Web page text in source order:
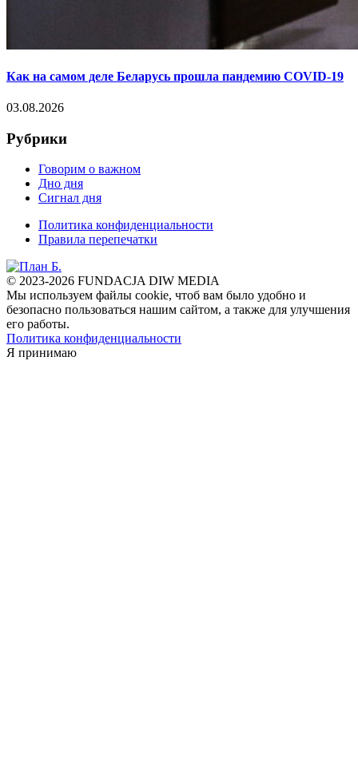
Как на самом деле Беларусь прошла пандемию COVID-19
03.08.2026
Рубрики
Говорим о важном
Дно дня
Сигнал дня
Политика конфиденциальности
Правила перепечатки
© 2023-2026 FUNDACJA DIW MEDIA
Мы используем файлы cookie, чтоб вам было удобно и
безопасно пользоваться нашим сайтом, а также для улучшения
его работы.
Политика конфиденциальности
Я принимаю